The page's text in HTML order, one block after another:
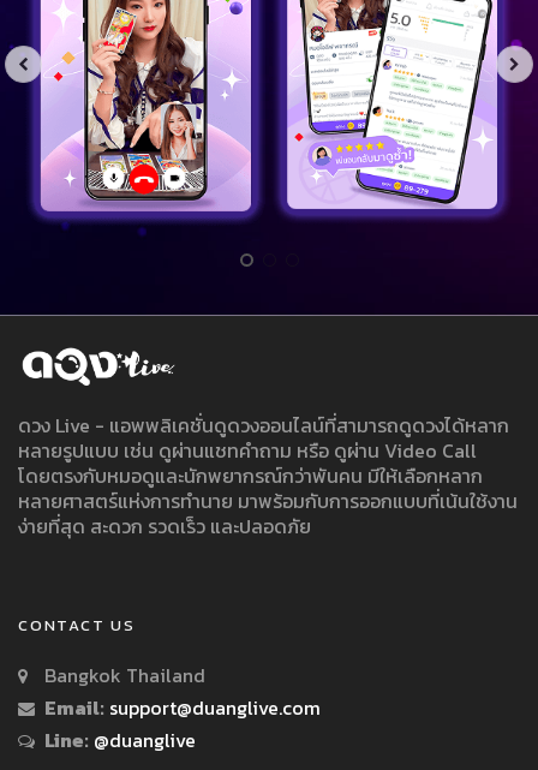
ดวง Live - แอพพลิเคชั่นดูดวงออนไลน์ที่สามารถดูดวงได้หลาก
หลายรูปแบบ เช่น ดูผ่านแชทคำถาม หรือ ดูผ่าน Video Call
โดยตรงกับหมอดูและนักพยากรณ์กว่าพันคน มีให้เลือกหลาก
หลายศาสตร์แห่งการทำนาย มาพร้อมกับการออกแบบที่เน้นใช้งาน
ง่ายที่สุด สะดวก รวดเร็ว และปลอดภัย
CONTACT US
Bangkok Thailand
Email: support@duanglive.com
Line: @duanglive